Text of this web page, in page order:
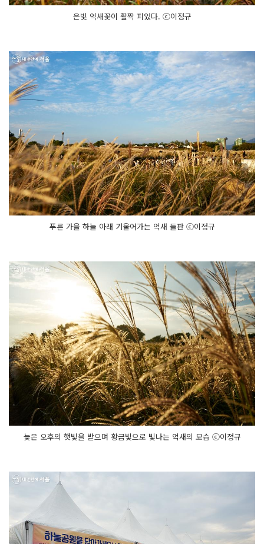
은빛 억새꽃이 활짝 피었다. ⓒ이정규
푸른 가을 하늘 아래 기울어가는 억새 들판 ⓒ이정규
늦은 오후의 햇빛을 받으며 황금빛으로 빛나는 억새의 모습 ⓒ이정규